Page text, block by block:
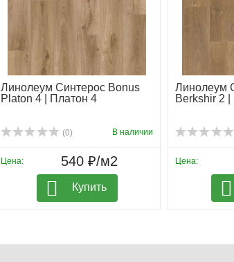
Линолеум Синтерос Bonus
Platon 4 | Платон 4
(0) В наличии
Цена: 540 ₽/м2
Купить
Линолеум
Berkshir 2
Цена: